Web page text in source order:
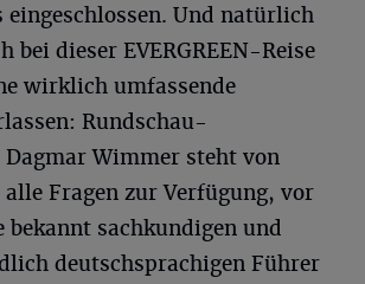
eingeschlossen. Und natürlich
bei dieser EVERGREEN-Reise
wirklich umfassende
Rundschau-
Dagmar Wimmer steht von
Fragen zur Verfügung, vor
bekannt sachkundigen und
deutschsprachigen Führer